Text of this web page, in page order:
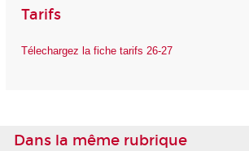
Tarifs
Télechargez la fiche tarifs 26-27
Dans la même rubrique